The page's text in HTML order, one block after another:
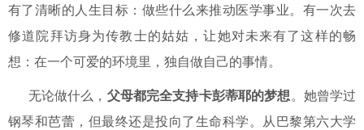
有了清晰的人生目标：做些什么来推动医学事业。有一次去
修道院拜访身为传教士的姑姑，让她对未来有了这样的畅
想：在一个可爱的环境里，独自做自己的事情。
无论做什么， 父母都完全支持卡彭蒂耶的梦想 。她曾学过
钢琴和芭蕾，但最终还是投向了生命科学。从巴黎第六大学